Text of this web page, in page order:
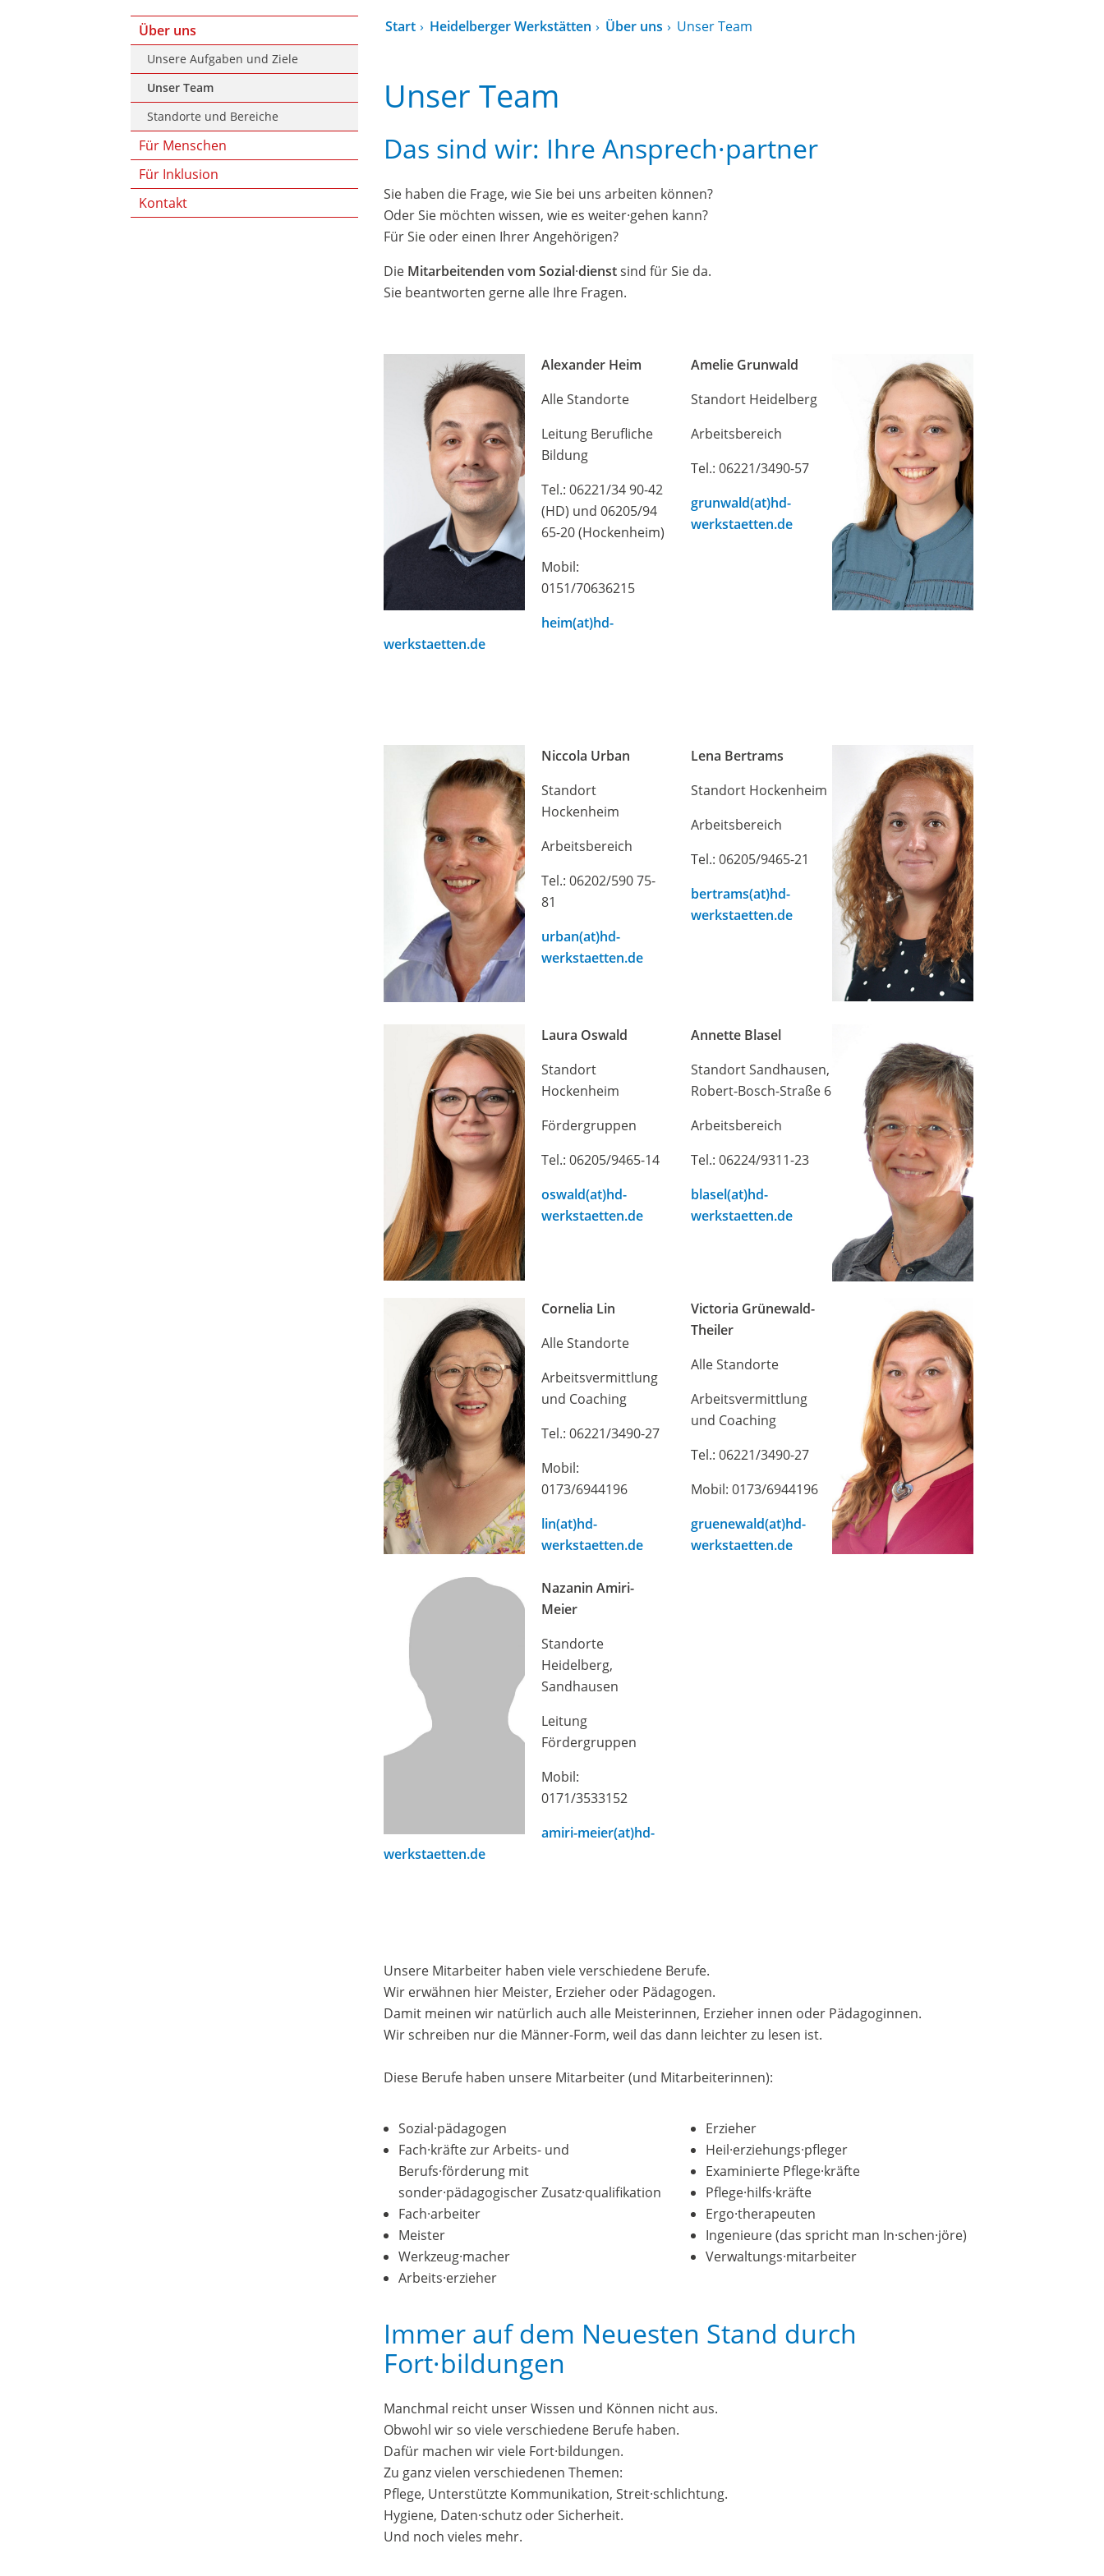
Über uns
Unsere Aufgaben und Ziele
Unser Team
Standorte und Bereiche
Für Menschen
Für Inklusion
Kontakt
Start Heidelberger Werkstätten Über uns Unser Team
Unser Team
Das sind wir: Ihre Ansprech·partner
Sie haben die Frage, wie Sie bei uns arbeiten können?
Oder Sie möchten wissen, wie es weiter·gehen kann?
Für Sie oder einen Ihrer Angehörigen?
Die Mitarbeitenden vom Sozial·dienstsind für Sie da.
Sie beantworten gerne alle Ihre Fragen.
Alexander Heim
Alle Standorte
Leitung Berufliche
Bildung
Tel.: 06221/34 90-42
(HD) und 06205/94
65-20 (Hockenheim)
Mobil:
0151/70636215
heim(at)hd-
werkstaetten.de
Amelie Grunwald
Standort Heidelberg
Arbeitsbereich
Tel.: 06221/3490-57
grunwald(at)hd-
werkstaetten.de
Niccola Urban
Standort
Hockenheim
Arbeitsbereich
Tel.: 06202/590 75-
81
urban(at)hd-
werkstaetten.de
Lena Bertrams
Standort Hockenheim
Arbeitsbereich
Tel.: 06205/9465-21
bertrams(at)hd-
werkstaetten.de
Laura Oswald
Standort
Hockenheim
Fördergruppen
Tel.: 06205/9465-14
oswald(at)hd-
werkstaetten.de
Annette Blasel
Standort Sandhausen,
Robert-Bosch-Straße 6
Arbeitsbereich
Tel.: 06224/9311-23
blasel(at)hd-
werkstaetten.de
Cornelia Lin
Alle Standorte
Arbeitsvermittlung
und Coaching
Tel.: 06221/3490-27
Mobil:
0173/6944196
lin(at)hd-
werkstaetten.de
Victoria Grünewald-
Theiler
Alle Standorte
Arbeitsvermittlung
und Coaching
Tel.: 06221/3490-27
Mobil: 0173/6944196
gruenewald(at)hd-
werkstaetten.de
Nazanin Amiri-
Meier
Standorte
Heidelberg,
Sandhausen
Leitung
Fördergruppen
Mobil:
0171/3533152
amiri-meier(at)hd-
werkstaetten.de
Unsere Mitarbeiter haben viele verschiedene Berufe.
Wir erwähnen hier Meister, Erzieher oder Pädagogen.
Damit meinen wir natürlich auch alle Meisterinnen, Erzieher innen oder Pädagoginnen.
Wir schreiben nur die Männer-Form, weil das dann leichter zu lesen ist.
Diese Berufe haben unsere Mitarbeiter (und Mitarbeiterinnen):
Sozial·pädagogen
Fach·kräfte zur Arbeits- und
Berufs·förderung mit
sonder·pädagogischer Zusatz·qualifikation
Fach·arbeiter
Meister
Werkzeug·macher
Arbeits·erzieher
Erzieher
Heil·erziehungs·pfleger
Examinierte Pflege·kräfte
Pflege·hilfs·kräfte
Ergo·therapeuten
Ingenieure (das spricht man In·schen·jöre)
Verwaltungs·mitarbeiter
Immer auf dem Neuesten Stand durch
Fort·bildungen
Manchmal reicht unser Wissen und Können nicht aus.
Obwohl wir so viele verschiedene Berufe haben.
Dafür machen wir viele Fort·bildungen.
Zu ganz vielen verschiedenen Themen:
Pflege, Unterstützte Kommunikation, Streit·schlichtung.
Hygiene, Daten·schutz oder Sicherheit.
Und noch vieles mehr.